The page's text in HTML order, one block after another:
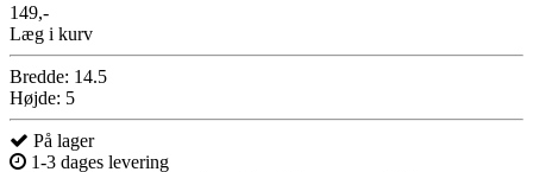
149,-
Læg i kurv
Bredde: 14.5
Højde: 5
På lager
1-3 dages levering